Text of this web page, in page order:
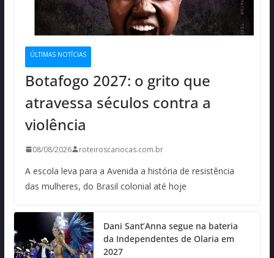
ÚLTIMAS NOTÍCIAS
Botafogo 2027: o grito que
atravessa séculos contra a
violência
08/08/2026 roteiroscariocas.com.br
A escola leva para a Avenida a história de resistência
das mulheres, do Brasil colonial até hoje
Dani Sant’Anna segue na bateria
da Independentes de Olaria em
2027